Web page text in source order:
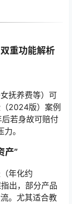
重功能解析
抚养费等）可
2024版）案例
若身故可赔付
。
产”
年化约
出，部分产品
。尤其适合教